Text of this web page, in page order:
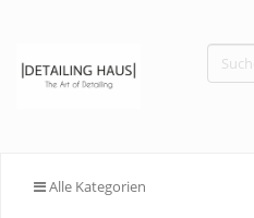
Alle Kategorien